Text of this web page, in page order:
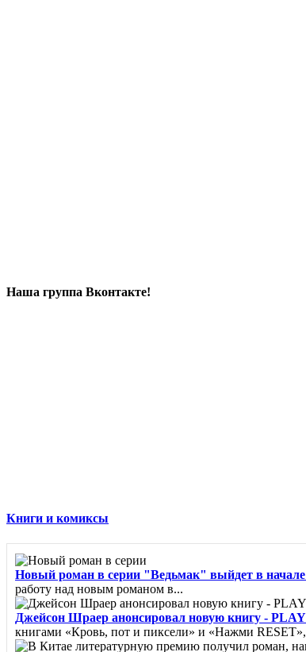
Наша группа Вконтакте!
Книги и комиксы
Новый роман в серии "Ведьмак" выйдет в начале
работу над новым романом в...
Джейсон Шраер анонсировал новую книгу -
книгами «Кровь, пот и пиксели» и «Нажми